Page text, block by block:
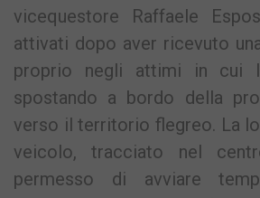
vicequestore Raffaele
attivati dopo aver ricevuto
proprio negli attimi in cui
spostando a bordo della
verso il territorio flegreo. La
veicolo, tracciato nel
permesso di avviare